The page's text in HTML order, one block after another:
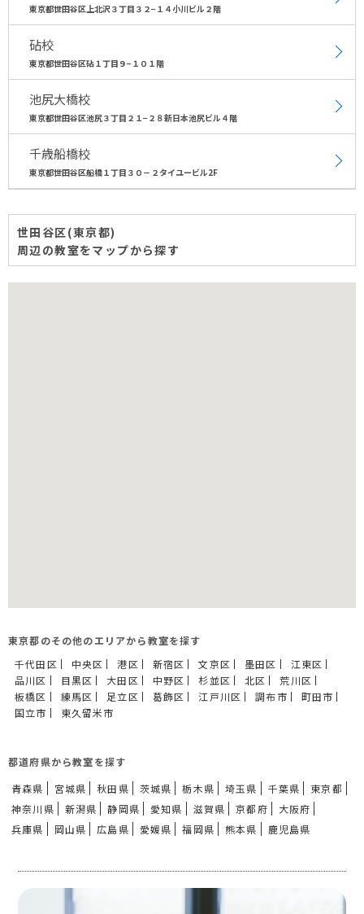
東京都世田谷区上北沢３丁目３２−１４小川ビル２階
砧校
東京都世田谷区砧１丁目９−１０１階
池尻大橋校
東京都世田谷区池尻３丁目２１−２８新日本池尻ビル４階
千歳船橋校
東京都世田谷区船橋１丁目３０－２タイユービル2F
世田谷区(東京都)
周辺の教室をマップから探す
東京都のその他のエリアから教室を探す
千代田区
中央区 港区 新宿区 文京区 墨田区
江東区
品川区
目黒区 大田区 中野区 杉並区 北区
荒川区
板橋区
練馬区 足立区 葛飾区 江戸川区 調布市
町田市
国立市
東久留米市
都道府県から教室を探す
青森県
宮城県 秋田県 茨城県 栃木県 埼玉県 千葉県
東京都
神奈川県
新潟県 静岡県 愛知県 滋賀県 京都府
大阪府
兵庫県
岡山県 広島県 愛媛県 福岡県 熊本県 鹿児島県